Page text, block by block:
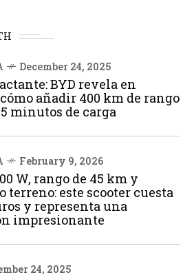
December 24, 2025
BYD revela en
añadir 400 km de rango
minutos de carga
February 9, 2026
W, rango de 45 km y
terreno: este scooter cuesta
y representa una
impresionante
24, 2025